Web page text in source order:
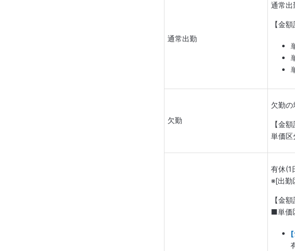
通常出勤
通常出
【金
欠勤
欠勤の
【金
単価区
有休(1
※[出勤
【金
■単価
[